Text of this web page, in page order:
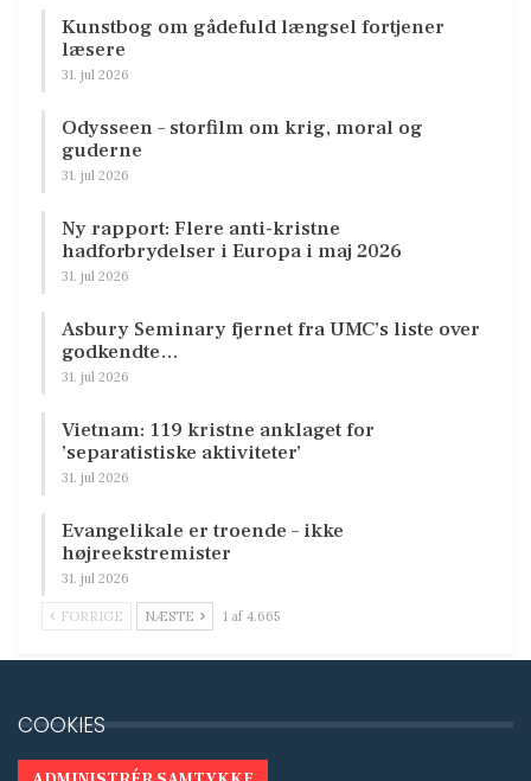
Kunstbog om gådefuld længsel fortjener
læsere
31. jul 2026
Odysseen – storfilm om krig, moral og
guderne
31. jul 2026
Ny rapport: Flere anti-kristne
hadforbrydelser i Europa i maj 2026
31. jul 2026
Asbury Seminary fjernet fra UMC’s liste over
godkendte…
31. jul 2026
Vietnam: 119 kristne anklaget for
’separatistiske aktiviteter’
31. jul 2026
Evangelikale er troende – ikke
højreekstremister
31. jul 2026
FORRIGE NÆSTE 1 af 4.665
COOKIES